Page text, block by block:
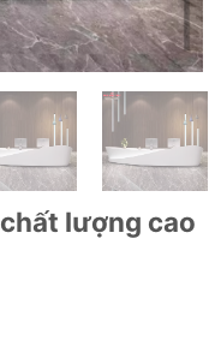
lượng cao